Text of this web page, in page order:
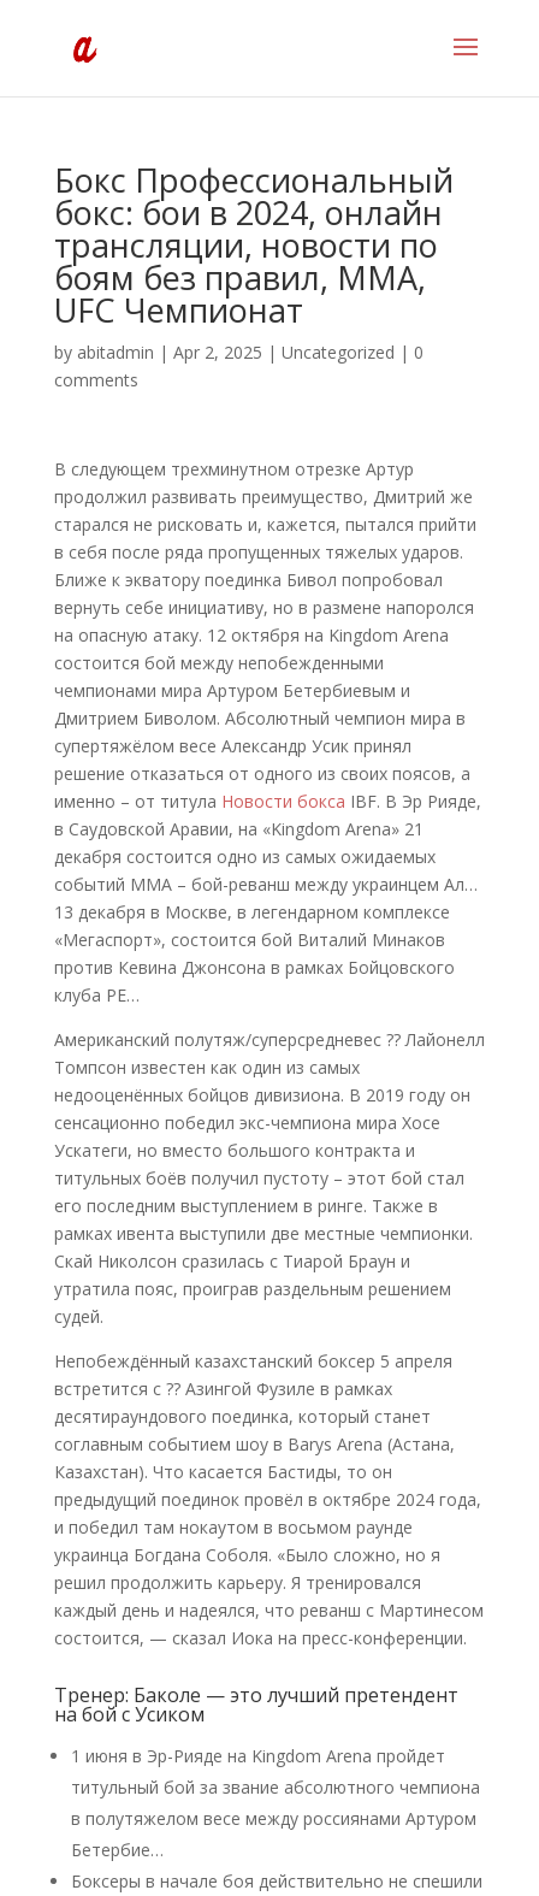
Бокс Профессиональный
бокс: бои в 2024, онлайн
трансляции, новости по
боям без правил, ММА,
UFC Чемпионат
by abitadmin | Apr 2, 2025 | Uncategorized | 0
comments
В следующем трехминутном отрезке Артур
продолжил развивать преимущество, Дмитрий же
старался не рисковать и, кажется, пытался прийти
в себя после ряда пропущенных тяжелых ударов.
Ближе к экватору поединка Бивол попробовал
вернуть себе инициативу, но в размене напоролся
на опасную атаку. 12 октября на Kingdom Arena
состоится бой между непобежденными
чемпионами мира Артуром Бетербиевым и
Дмитрием Биволом. Абсолютный чемпион мира в
супертяжёлом весе Александр Усик принял
решение отказаться от одного из своих поясов, а
именно – от титула Новости бокса IBF. В Эр Рияде,
в Саудовской Аравии, на «Kingdom Arena» 21
декабря состоится одно из самых ожидаемых
событий ММА – бой-реванш между украинцем Ал…
13 декабря в Москве, в легендарном комплексе
«Мегаспорт», состоится бой Виталий Минаков
против Кевина Джонсона в рамках Бойцовского
клуба РЕ…
Американский полутяж/суперсредневес ?? Лайонелл
Томпсон известен как один из самых
недооценённых бойцов дивизиона. В 2019 году он
сенсационно победил экс-чемпиона мира Хосе
Ускатеги, но вместо большого контракта и
титульных боёв получил пустоту – этот бой стал
его последним выступлением в ринге. Также в
рамках ивента выступили две местные чемпионки.
Скай Николсон сразилась с Тиарой Браун и
утратила пояс, проиграв раздельным решением
судей.
Непобеждённый казахстанский боксер 5 апреля
встретится с ?? Азингой Фузиле в рамках
десятираундового поединка, который станет
соглавным событием шоу в Barys Arena (Астана,
Казахстан). Что касается Бастиды, то он
предыдущий поединок провёл в октябре 2024 года,
и победил там нокаутом в восьмом раунде
украинца Богдана Соболя. «Было сложно, но я
решил продолжить карьеру. Я тренировался
каждый день и надеялся, что реванш с Мартинесом
состоится, — сказал Иока на пресс-конференции.
Тренер: Баколе — это лучший претендент
на бой с Усиком
1 июня в Эр-Рияде на Kingdom Arena пройдет
титульный бой за звание абсолютного чемпиона
в полутяжелом весе между россиянами Артуром
Бетербие…
Боксеры в начале боя действительно не спешили